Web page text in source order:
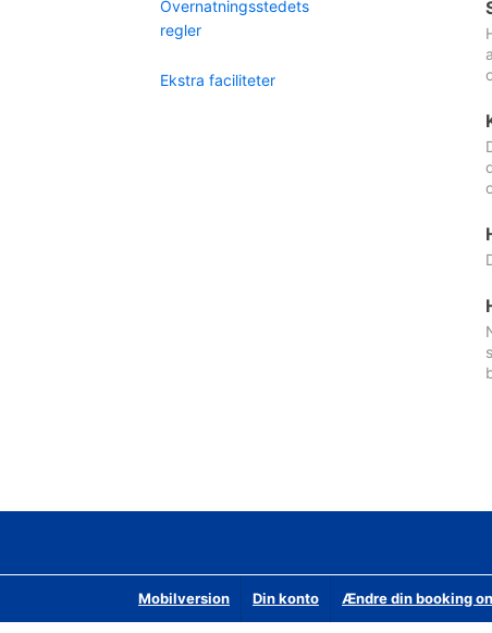
Overnatningsstedets
regler
Ekstra faciliteter
Mobilversion Din konto Ændre din booking